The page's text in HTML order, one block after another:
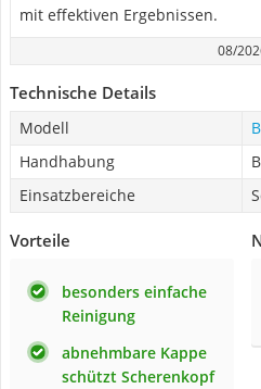
mit effektiven Ergebnissen.
08/
Technische Details
Modell
Handhabung
Einsatzbereiche
Vorteile
besonders einfache
Reinigung
abnehmbare Kappe
schützt Scherenkopf